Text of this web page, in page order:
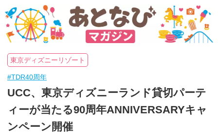
東京ディズニーリゾート
#TDR40周年
UCC、東京ディズニーランド貸切パーテ
ィーが当たる90周年ANNIVERSARYキャ
ンペーン開催